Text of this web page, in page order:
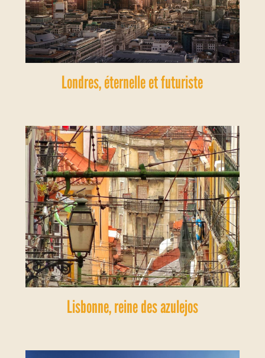
Londres, éternelle et futuriste
Lisbonne, reine des azulejos